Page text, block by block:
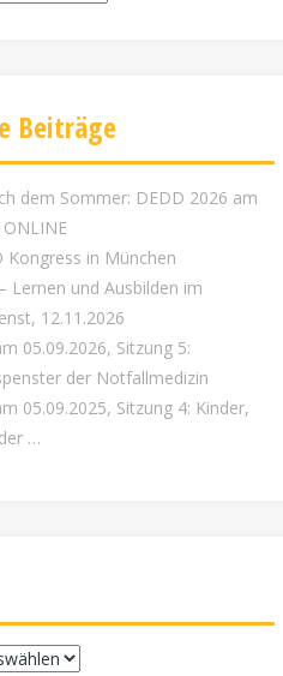
Beiträge
dem Sommer: DEDD 2026 am
Kongress in München
Lernen und Ausbilden im
12.11.2026
05.09.2026, Sitzung 5:
der Notfallmedizin
05.09.2025, Sitzung 4: Kinder,
…